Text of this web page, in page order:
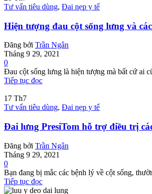
Tư vấn tiêu dùng, Đai nẹp y tế
Hiện tượng đau cột sống lưng và
Đăng bởi Trần Ngân
Tháng 9 29, 2021
0
Đau cột sống lưng là hiện tượng mà bất cứ ai
Tiếp tục đọc
17 Th7
Tư vấn tiêu dùng, Đai nẹp y tế
Đai lưng PresiTom hỗ trợ điều trị
Đăng bởi Trần Ngân
Tháng 9 29, 2021
0
Bạn đang bị mắc các bệnh lý về cột sống,
Tiếp tục đọc